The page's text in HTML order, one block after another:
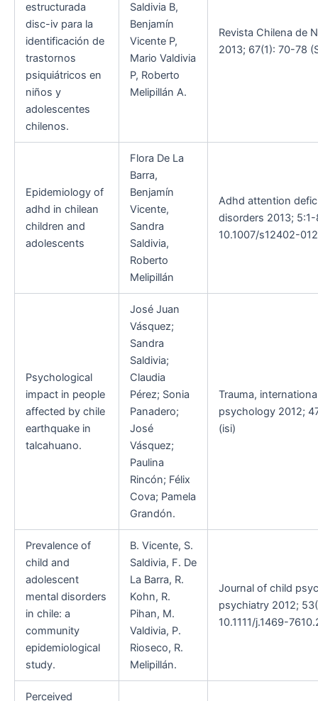
estructurada
disc-iv para la
identificación de
trastornos
psiquiátricos en
niños y
adolescentes
chilenos.
Saldivia B,
Benjamín
Vicente P,
Mario Valdivia
P, Roberto
Melipillán A.
Revista Chilena de
2013; 67(1): 70-78
Epidemiology of
adhd in chilean
children and
adolescents
Flora De La
Barra,
Benjamín
Vicente,
Sandra
Saldivia,
Roberto
Melipillán
Adhd attention
disorders 2013; 5:1-
10.1007/s12402-
Psychological
impact in people
affected by chile
earthquake in
talcahuano.
José Juan
Vásquez;
Sandra
Saldivia;
Claudia
Pérez; Sonia
Panadero;
José
Vásquez;
Paulina
Rincón; Félix
Cova; Pamela
Grandón.
Trauma,
psychology 2012;
(isi)
Prevalence of
child and
adolescent
mental disorders
in chile: a
community
epidemiological
study.
B. Vicente, S.
Saldivia, F. De
La Barra, R.
Kohn, R.
Pihan, M.
Valdivia, P.
Rioseco, R.
Melipillán.
Journal of child
psychiatry 2012;
10.1111/j.1469-
Perceived